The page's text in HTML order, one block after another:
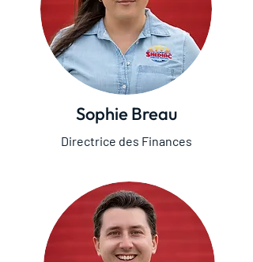
Sophie Breau
Directrice des Finances